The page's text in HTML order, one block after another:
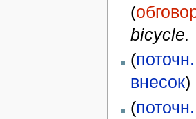
(
bicycle.
(поточн.
внесок)
(поточн.